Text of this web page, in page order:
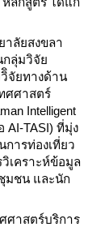
าลัยสงขลา
กลุ่มวิจัย
จัยทางด้าน
ศศาสตร์
Intelligent
AI-TASI) ที่มุ่ง
ารท่องเที่ยว
เคราะห์ข้อมูล
มชน และนัก
ศาสตร์บริการ